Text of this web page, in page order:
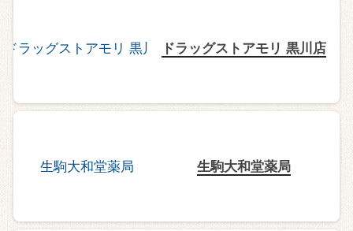
ドラッグストアモリ 黒川店
生駒大和堂薬局